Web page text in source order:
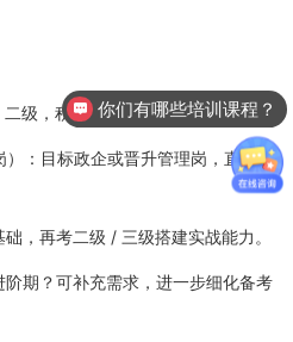
级，积累知识且未来可换 CISP；
：目标政企或晋升管理岗，直接考
，再考二级 / 三级搭建实战能力。
期？可补充需求，进一步细化备考
你们有哪些培训课程？